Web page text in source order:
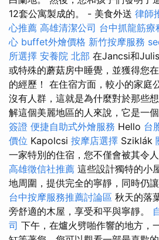
12套公寓製成的。 - 美食外送 律師
心推薦 高雄清潔公司 台中抓龍筋療
心 buffet外燴價格 新竹按摩服務
所選擇 安養院 北部 在Jancsi和
或特殊的蘑菇房中睡覺，並獲得您
的經歷！ 在住宿方面，較小的家庭
沒有人群，這就是為什麼對於那些
解這個美麗地區的人來說，它是一
簽證 便捷自助式外燴服務 Hello 台
價位 Kapolcsi 按摩店選擇 Sziklák
一家特別的住宿，您不僅會被其令
高雄徵信社推薦 這些設計獨特的小
地周圍，提供完全的寧靜，同時仍
台中按摩服務推薦討論區 秋天的落
旁舒適的木屋，享受和平與寧靜。
司 下午，在爐火劈啪作響的地方，